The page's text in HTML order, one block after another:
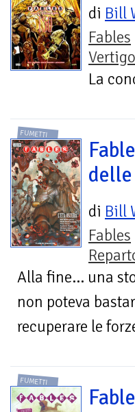
di Bill
Fables
Vertigo
La
FUMETTI
di Bill
Fables
Alla fine… una
non poteva
recuperare le
FUMETTI